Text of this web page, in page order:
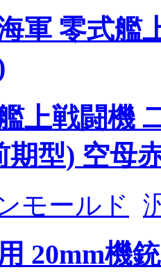
軍 零式艦
上戦闘機
期型) 空母
モールド
20mm機